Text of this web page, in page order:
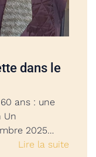
dans le
ans : une
Un
2025…
Lire la suite